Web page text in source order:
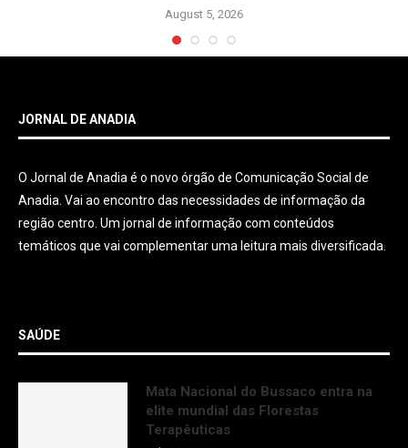
August 5, 2026
JORNAL DE ANADIA
O Jornal de Anadia é o novo órgão de Comunicação Social de
Anadia. Vai ao encontro das necessidades de informação da
região centro. Um jornal de informação com conteúdos
temáticos que vai complementar uma leitura mais diversificada.
SAÚDE
Mata Nacional do Bussaco entra na
elite mundial das Florestas
Terapêuticas